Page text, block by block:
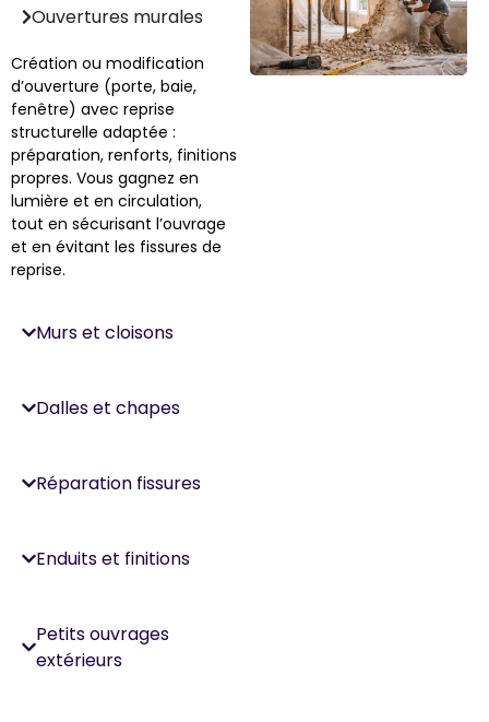
Ouvertures murales
Création ou modification
d’ouverture (porte, baie,
fenêtre) avec reprise
structurelle adaptée :
préparation, renforts, finitions
propres. Vous gagnez en
lumière et en circulation,
tout en sécurisant l’ouvrage
et en évitant les fissures de
reprise.
Murs et cloisons
Dalles et chapes
Réparation fissures
Enduits et finitions
Petits ouvrages
extérieurs